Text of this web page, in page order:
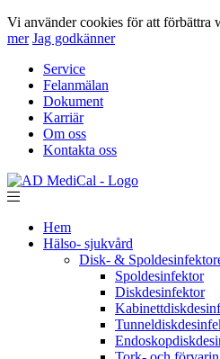
Vi använder cookies för att förbättra
mer Jag godkänner
Service
Felanmälan
Dokument
Karriär
Om oss
Kontakta oss
Hem
Hälso- sjukvård
Disk- &
Spoldesinfektor
Diskdesinfektor